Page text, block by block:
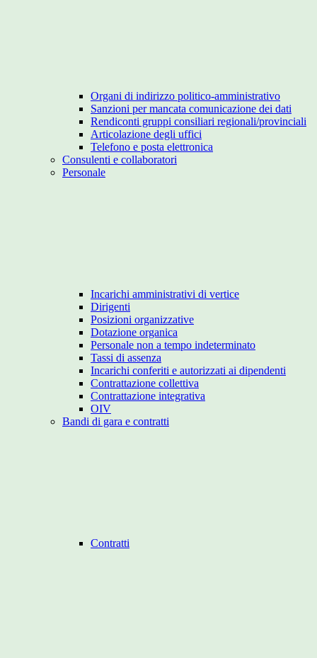
Organi di indirizzo politico-amministrativo
Sanzioni per mancata comunicazione dei dati
Rendiconti gruppi consiliari regionali/provinciali
Articolazione degli uffici
Telefono e posta elettronica
Consulenti e collaboratori
Personale
Incarichi amministrativi di vertice
Dirigenti
Posizioni organizzative
Dotazione organica
Personale non a tempo indeterminato
Tassi di assenza
Incarichi conferiti e autorizzati ai dipendenti
Contrattazione collettiva
Contrattazione integrativa
OIV
Bandi di gara e contratti
Contratti